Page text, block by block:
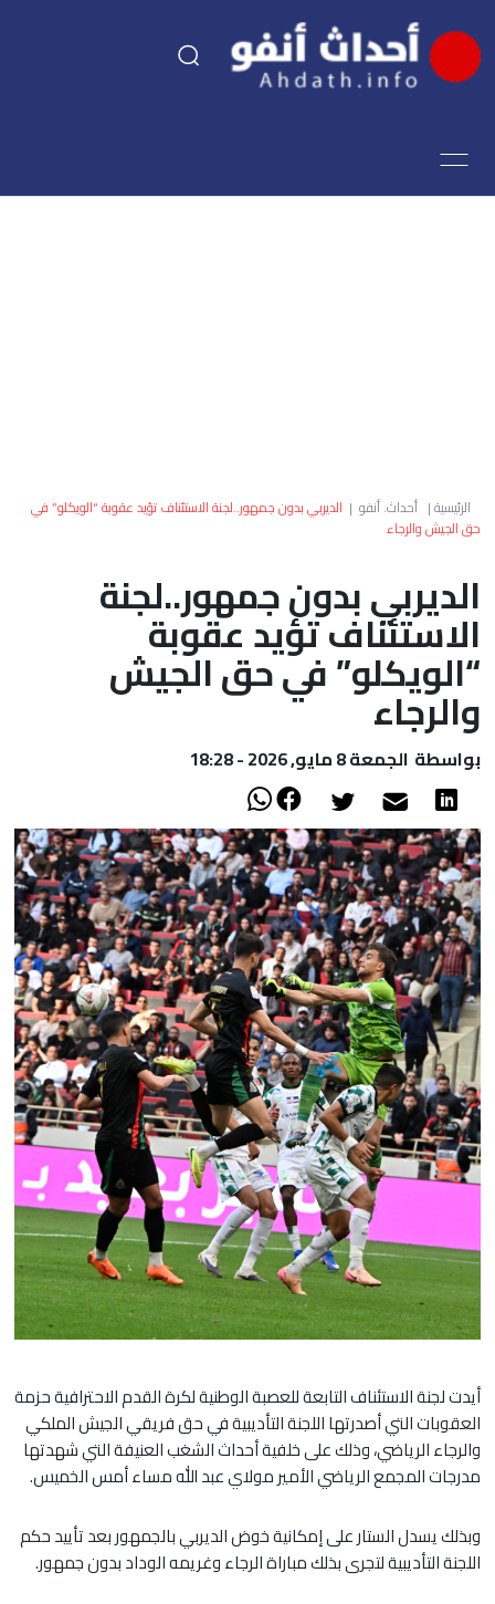
اقتصاد
العالم
الصحراء
الرئيسية| أحداث. أنفو | الديربي بدون جمهور..لجنة الاستئناف تؤيد عقوبة “الويكلو” في
حق الجيش والرجاء
الديربي بدون جمهور..لجنة
الاستئناف تؤيد عقوبة
“الويكلو” في حق الجيش
والرجاء
بواسطة الجمعة 8 مايو, 2026 - 18:28
أيدت لجنة الاستئناف التابعة للعصبة الوطنية لكرة القدم الاحترافية حزمة
العقوبات التي أصدرتها اللجنة التأديبية في حق فريقي الجيش الملكي
والرجاء الرياضي، وذلك على خلفية أحداث الشغب العنيفة التي شهدتها
مدرجات المجمع الرياضي الأمير مولاي عبد الله مساء أمس الخميس.
وبذلك يسدل الستار على إمكانية خوض الديربي بالجمهور بعد تأييد حكم
اللجنة التأديبية لتجرى بذلك مباراة الرجاء وغريمه الوداد بدون جمهور.